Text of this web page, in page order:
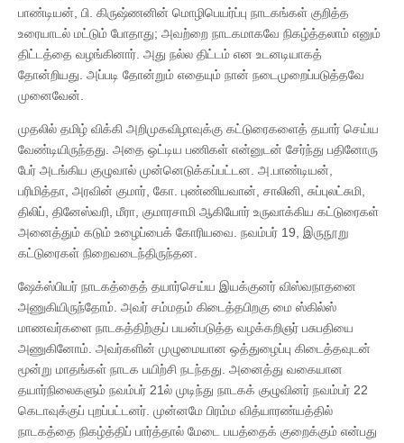
பாண்டியன், பி. கிருஷ்ணனின் மொழிபெயர்ப்பு நாடகங்கள் குறித்த
உரையாடல் மட்டும் போதாது; அவற்றை நாடகமாகவே நிகழ்த்தலாம் எனும்
திட்டத்தை வழங்கினார். அது நல்ல திட்டம் என உடனடியாகத்
தோன்றியது. அப்படி தோன்றும் எதையும் நான் நடைமுறைப்படுத்தவே
முனைவேன்.
முதலில் தமிழ் விக்கி அறிமுகவிழாவுக்கு கட்டுரைகளைத் தயார் செய்ய
வேண்டியிருந்தது. அதை ஒட்டிய பணிகள் என்னுடன் சேர்ந்து பதினோரு
பேர் அடங்கிய குழுவால் முன்னெடுக்கப்பட்டன. அ.பாண்டியன்,
பரிமித்தா, அரவின் குமார், கோ. புண்ணியவான், சாலினி, சுப்புலட்சுமி,
திலிப், தினேஸ்வரி, மீரா, குமாரசாமி ஆகியோர் உருவாக்கிய கட்டுரைகள்
அனைத்தும் கடும் உழைப்பைக் கோரியவை. நவம்பர் 19, இருநூறு
கட்டுரைகள் நிறைவடைந்திருந்தன.
ஷேக்ஸ்பியர் நாடகத்தைத் தயார்செய்ய இயக்குனர் விஸ்வநாதனை
அணுகியிருந்தோம். அவர் சம்மதம் கிடைத்தபிறகு மை ஸ்கில்ஸ்
மாணவர்களை நாடகத்திற்குப் பயன்படுத்த வழக்கறிஞர் பசுபதியை
அணுகினோம். அவர்களின் முழுமையான ஒத்துழைப்பு கிடைத்தவுடன்
மூன்று மாதங்கள் நாடக பயிற்சி நடந்தது. அனைத்து வகையான
தயார்நிலைகளும் நவம்பர் 21ல் முடிந்து நாடகக் குழுவினர் நவம்பர் 22
கெடாவுக்குப் புறப்பட்டனர். முன்னமே பிரம்ம வித்யாரண்யத்தில்
நாடகத்தை நிகழ்த்திப் பார்த்தால் மேடை பயத்தைக் குறைக்கும் என்பது